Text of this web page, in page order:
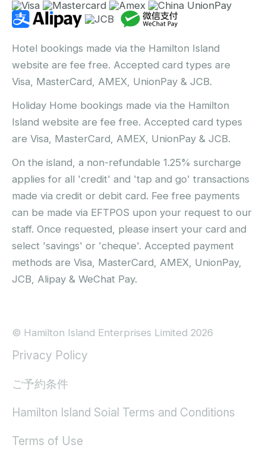
Hotel bookings made via the Hamilton Island
website are fee free. Accepted card types are
Visa, MasterCard, AMEX, UnionPay & JCB.
Holiday Home bookings made via the Hamilton
Island website are fee free. Accepted card types
are Visa, MasterCard, AMEX, UnionPay & JCB.
On the island, a non-refundable 1.25% surcharge
applies for all 'credit' and 'tap and go' transactions
made via credit or debit card. Fee free payments
can be made via EFTPOS upon your request to our
staff. Once requested, please insert your card and
select 'savings' or 'cheque'. Accepted payment
methods are Visa, MasterCard, AMEX, UnionPay,
JCB, Alipay & WeChat Pay.
© Hamilton Island Enterprises Limited 2026
Privacy Policy
ご予約条件
Hamilton Island Soial Terms and Conditions
Terms of Use